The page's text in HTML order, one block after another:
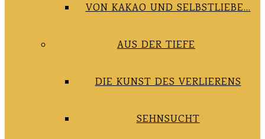
VON KAKAO UND SELBSTLIEBE…
AUS DER TIEFE
DIE KUNST DES VERLIERENS
SEHNSUCHT